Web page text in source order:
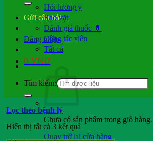
Gửi câu hỏi
Đăng nhập
0 VND
Chưa có sản phẩm trong giỏ hàng.
Quay trở lại cửa hàng
Hỏi lương y
Rao vặt
Đánh giá thuốc 💊
Cộng tác viên
Tất cả
Tìm kiếm:
Lọc theo bệnh lý
Hiển thị tất cả 3 kết quả